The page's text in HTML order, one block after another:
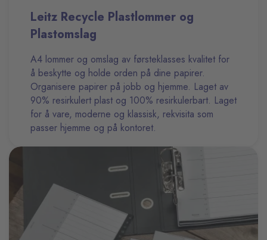
Leitz Recycle Plastlommer og
Plastomslag
A4 lommer og omslag av førsteklasses kvalitet for
å beskytte og holde orden på dine papirer.
Organisere papirer på jobb og hjemme. Laget av
90% resirkulert plast og 100% resirkulerbart. Laget
for å vare, moderne og klassisk, rekvisita som
passer hjemme og på kontoret.